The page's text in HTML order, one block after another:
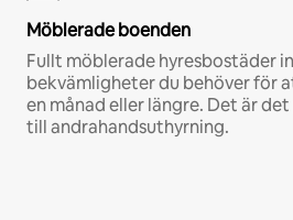
Möblerade boenden
Fullt möblerade hyresbostäder
bekvämligheter du behöver för
en månad eller längre. Det är
till andrahandsuthyrning.